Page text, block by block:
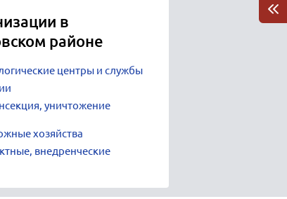
в
районе
центры и службы
уничтожение
хозяйства
внедренческие